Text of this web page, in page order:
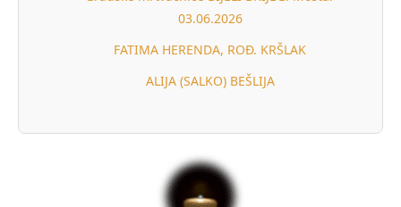
03.06.2026
FATIMA HERENDA, ROĐ. KRŠLAK
ALIJA (SALKO) BEŠLIJA